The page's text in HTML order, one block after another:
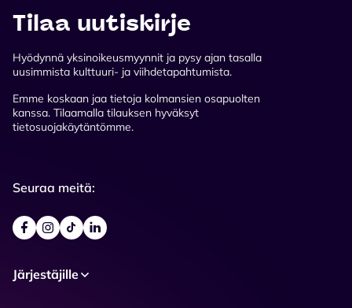
Tilaa uutiskirje
Hyödynnä yksinoikeusmyynnit ja pysy ajan tasalla
uusimmista kulttuuri- ja viihdetapahtumista.
Emme koskaan jaa tietoja kolmansien osapuolten
kanssa. Tilaamalla tilauksen hyväksyt
tietosuojakäytäntömme.
Seuraa meitä:
Järjestäjille